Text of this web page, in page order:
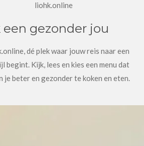
liohk.online
gezonder jou
dé plek waar jouw reis naar een
begint. Kijk, lees en kies een menu dat
je beter en gezonder te koken en eten.